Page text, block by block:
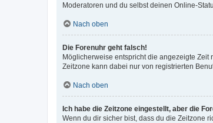
Moderatoren und du selbst deinen Online-
Nach oben
Die Forenuhr geht falsch!
Möglicherweise entspricht die angezeigte Zeit
Zeitzone kann dabei nur von registrierten
Nach oben
Ich habe die Zeitzone eingestellt, aber die
Wenn du dir sicher bist, dass du die Zeitzone